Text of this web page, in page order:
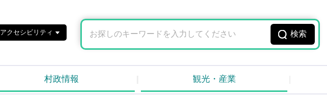
アクセシビリティ
村政情報 観光・産業